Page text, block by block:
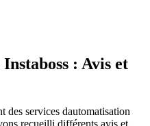
: Avis et
des services dautomatisation
recueilli différents avis et